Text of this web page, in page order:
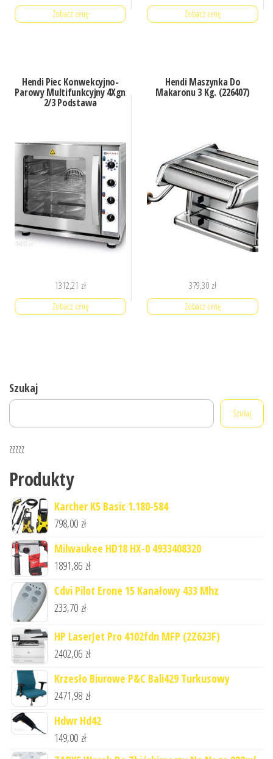
Zobacz cenę Zobacz cenę
Hendi Piec Konwekcyjno-
Parowy Multifunkcyjny 4Xgn
2/3 Podstawa
1312,21 zł
Zobacz cenę
Hendi Maszynka Do
Makaronu 3 Kg. (226407)
379,30 zł
Zobacz cenę
Szukaj
Szukaj
zzzzz
Produkty
Karcher K5 Basic 1.180-584
798,00 zł
Milwaukee HD18 HX-0 4933408320
1891,86 zł
Cdvi Pilot Erone 15 Kanałowy 433 Mhz
233,70 zł
HP LaserJet Pro 4102fdn MFP (2Z623F)
2402,06 zł
Krzesło Biurowe P&C Bali429 Turkusowy
2471,98 zł
Hdwr Hd42
149,00 zł